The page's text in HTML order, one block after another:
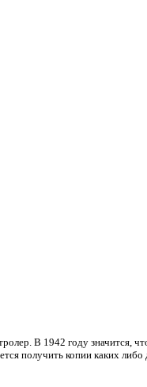
В 1942 году значится,
получить копии каких